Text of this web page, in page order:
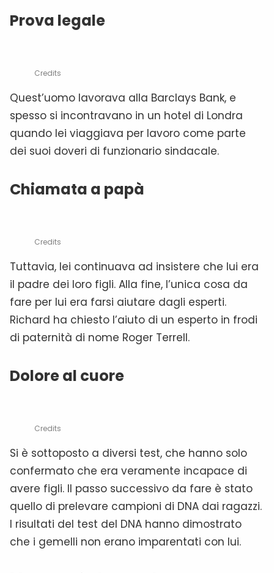
Prova legale
Credits
Quest’uomo lavorava alla Barclays Bank, e
spesso si incontravano in un hotel di Londra
quando lei viaggiava per lavoro come parte
dei suoi doveri di funzionario sindacale.
Chiamata a papà
Credits
Tuttavia, lei continuava ad insistere che lui era
il padre dei loro figli. Alla fine, l’unica cosa da
fare per lui era farsi aiutare dagli esperti.
Richard ha chiesto l’aiuto di un esperto in frodi
di paternità di nome Roger Terrell.
Dolore al cuore
Credits
Si è sottoposto a diversi test, che hanno solo
confermato che era veramente incapace di
avere figli. Il passo successivo da fare è stato
quello di prelevare campioni di DNA dai ragazzi.
I risultati del test del DNA hanno dimostrato
che i gemelli non erano imparentati con lui.